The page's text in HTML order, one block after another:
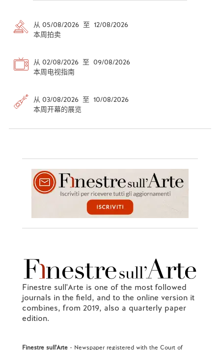
从 05/08/2026 至 12/08/2026
本周拍卖
从 02/08/2026 至 09/08/2026
本周电视指南
从 03/08/2026 至 10/08/2026
本周开幕的展览
Finestre sull'Arte is one of the most followed
journals in the field, and to the online version it
combines, from 2019, also a quarterly paper
edition.
Finestre sull'Arte- Newspaper registered with the Court of